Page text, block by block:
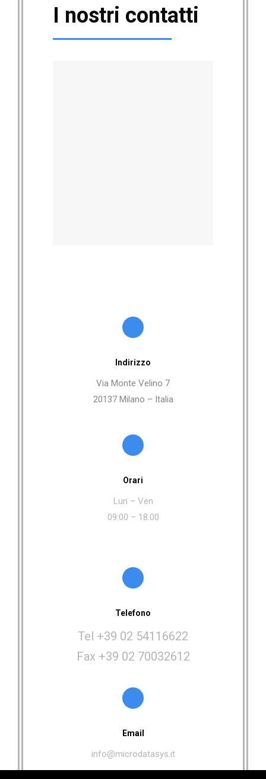
I nostri contatti
Indirizzo
Via Monte Velino 7
20137 Milano – Italia
Orari
Lun – Ven
09:00 – 18:00
Telefono
Tel +39 02 54116622
Fax +39 02 70032612
Email
info@microdatasys.it